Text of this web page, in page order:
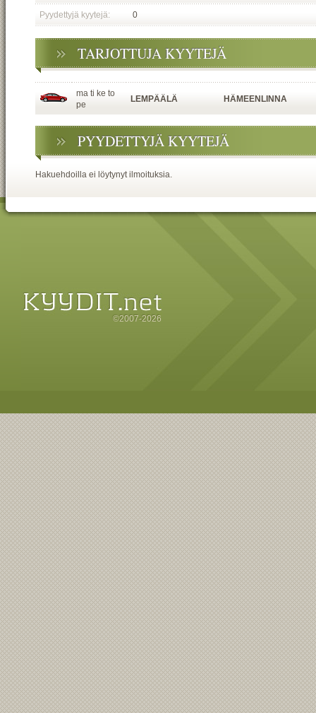
Pyydettyjä kyytejä: 0
TARJOTTUJA KYYTEJÄ
ma ti ke to
pe
LEMPÄÄLÄ HÄMEENLINNA
PYYDETTYJÄ KYYTEJÄ
Hakuehdoilla ei löytynyt ilmoituksia.
©2007-2026